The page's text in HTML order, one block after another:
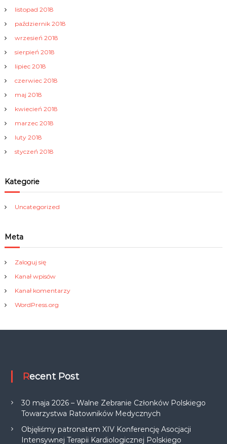
listopad 2018
październik 2018
wrzesień 2018
sierpień 2018
lipiec 2018
czerwiec 2018
maj 2018
kwiecień 2018
marzec 2018
luty 2018
styczeń 2018
Kategorie
Uncategorized
Meta
Zaloguj się
Kanał wpisów
Kanał komentarzy
WordPress.org
Recent Post
30 maja 2026 – Walne Zebranie Członków Polskiego
Towarzystwa Ratowników Medycznych
Objęliśmy patronatem XIV Konferencję Asocjacji
Intensywnej Terapii Kardiologicznej Polskiego